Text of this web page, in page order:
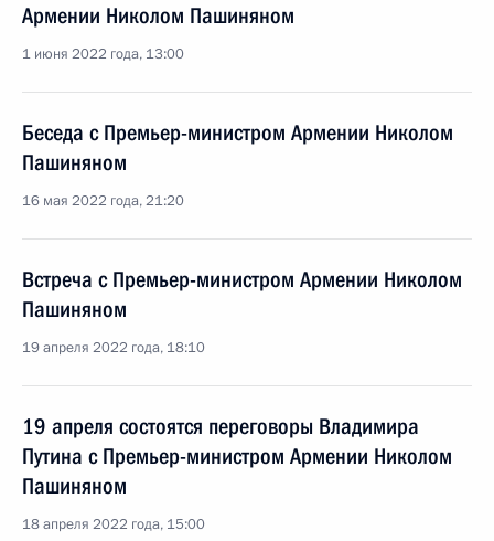
Армении Николом Пашиняном
1 июня 2022 года, 13:00
Беседа с Премьер-министром Армении Николом
Пашиняном
16 мая 2022 года, 21:20
Встреча с Премьер-министром Армении Николом
Пашиняном
19 апреля 2022 года, 18:10
19 апреля состоятся переговоры Владимира
Путина с Премьер-министром Армении Николом
Пашиняном
18 апреля 2022 года, 15:00